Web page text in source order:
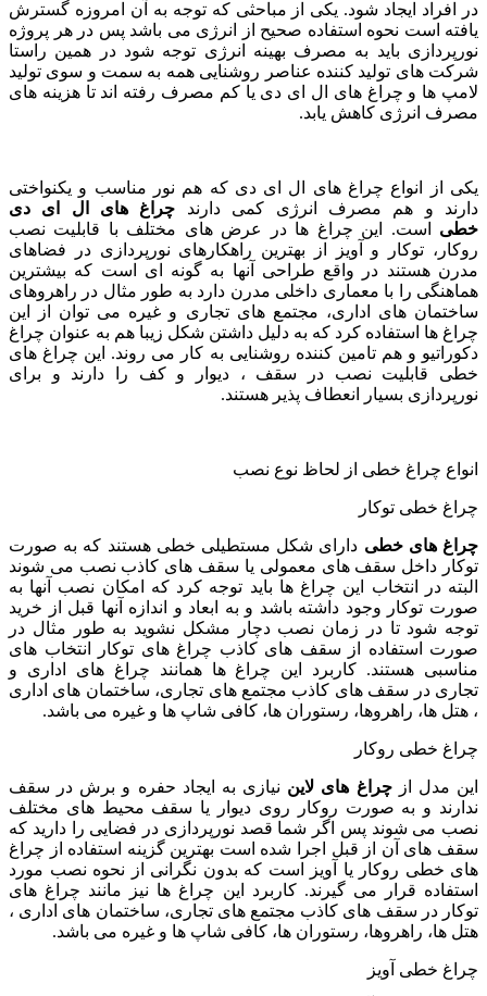
در افراد ایجاد شود. یکی از مباحثی که توجه به آن امروزه گسترش
یافته است نحوه استفاده صحیح از انرژی می باشد پس در هر پروژه
نورپردازی باید به مصرف بهینه انرژی توجه شود در همین راستا
شرکت های تولید کننده عناصر روشنایی همه به سمت و سوی تولید
لامپ ها و چراغ های ال ای دی یا کم مصرف رفته اند تا هزینه های
مصرف انرژی کاهش یابد.
یکی از انواع چراغ های ال ای دی که هم نور مناسب و یکنواختی
دارند و هم مصرف انرژی کمی دارند چراغ های ال ای دی
خطی است. این چراغ ها در عرض های مختلف با قابلیت نصب
روکار، توکار و آویز از بهترین راهکارهای نورپردازی در فضاهای
مدرن هستند در واقع طراحی آنها به گونه ای است که بیشترین
هماهنگی را با معماری داخلی مدرن دارد به طور مثال در راهروهای
ساختمان های اداری، مجتمع های تجاری و غیره می توان از این
چراغ ها استفاده کرد که به دلیل داشتن شکل زیبا هم به عنوان چراغ
دکوراتیو و هم تامین کننده روشنایی به کار می روند. این چراغ های
خطی قابلیت نصب در سقف ، دیوار و کف را دارند و برای
نورپردازی بسیار انعطاف پذیر هستند.
انواع چراغ خطی از لحاظ نوع نصب
چراغ خطی توکار
چراغ های خطی دارای شکل مستطیلی خطی هستند که به صورت
توکار داخل سقف های معمولی یا سقف های کاذب نصب می شوند
البته در انتخاب این چراغ ها باید توجه کرد که امکان نصب آنها به
صورت توکار وجود داشته باشد و به ابعاد و اندازه آنها قبل از خرید
توجه شود تا در زمان نصب دچار مشکل نشوید به طور مثال در
صورت استفاده از سقف های کاذب چراغ های توکار انتخاب های
مناسبی هستند. کاربرد این چراغ ها همانند چراغ های اداری و
تجاری در سقف های کاذب مجتمع های تجاری، ساختمان های اداری
، هتل ها، راهروها، رستوران ها، کافی شاپ ها و غیره می باشد.
چراغ خطی روکار
این مدل ازچراغ های لاین نیازی به ایجاد حفره و برش در سقف
ندارند و به صورت روکار روی دیوار یا سقف محیط های مختلف
نصب می شوند پس اگر شما قصد نورپردازی در فضایی را دارید که
سقف های آن از قبل اجرا شده است بهترین گزینه استفاده از چراغ
های خطی روکار یا آویز است که بدون نگرانی از نحوه نصب مورد
استفاده قرار می گیرند. کاربرد این چراغ ها نیز مانند چراغ های
توکار در سقف های کاذب مجتمع های تجاری، ساختمان های اداری ،
هتل ها، راهروها، رستوران ها، کافی شاپ ها و غیره می باشد.
چراغ خطی آویز